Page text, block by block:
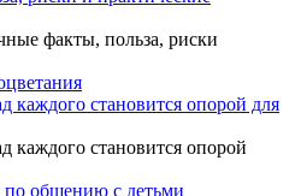
факты, польза, риски
каждого становится опорой для
каждого становится опорой